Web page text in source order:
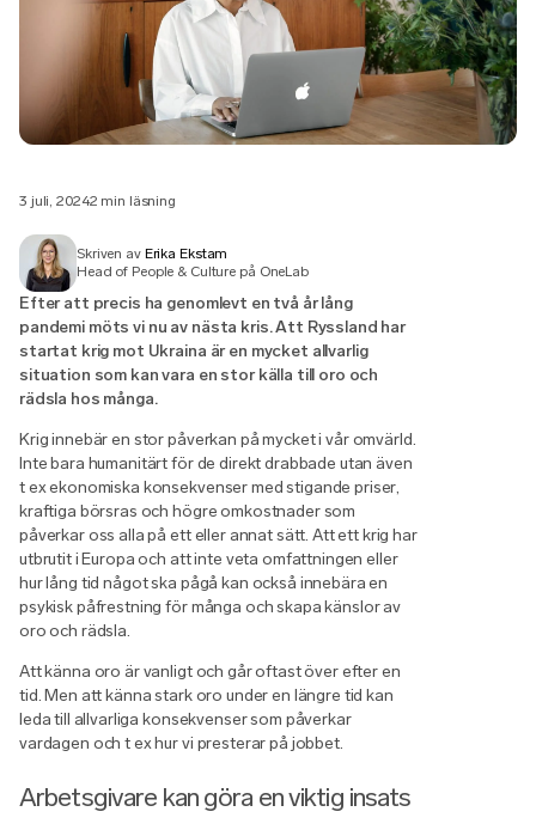
3 juli, 20242 min läsning
Skriven av Erika Ekstam
Head of People & Culture på OneLab
Efter att precis ha genomlevt en två år lång
pandemi möts vi nu av nästa kris. Att Ryssland har
startat krig mot Ukraina är en mycket allvarlig
situation som kan vara en stor källa till oro och
rädsla hos många.
Krig innebär en stor påverkan på mycket i vår omvärld.
Inte bara humanitärt för de direkt drabbade utan även
t ex ekonomiska konsekvenser med stigande priser,
kraftiga börsras och högre omkostnader som
påverkar oss alla på ett eller annat sätt. Att ett krig har
utbrutit i Europa och att inte veta omfattningen eller
hur lång tid något ska pågå kan också innebära en
psykisk påfrestning för många och skapa känslor av
oro och rädsla.
Att känna oro är vanligt och går oftast över efter en
tid. Men att känna stark oro under en längre tid kan
leda till allvarliga konsekvenser som påverkar
vardagen och t ex hur vi presterar på jobbet.
Arbetsgivare kan göra en viktig insats